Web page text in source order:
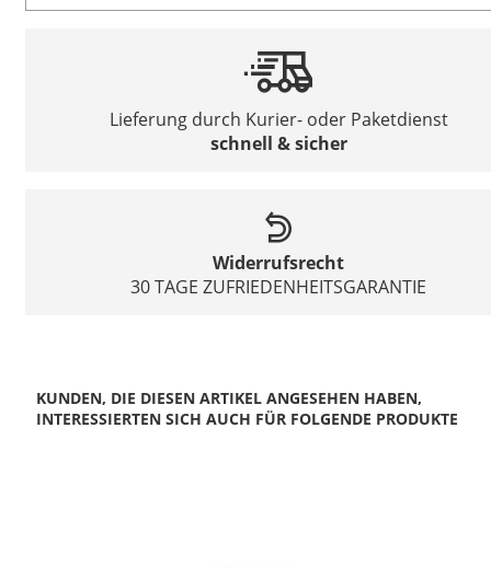
Lieferung durch Kurier- oder Paketdienst
schnell & sicher
Widerrufsrecht
30 TAGE ZUFRIEDENHEITSGARANTIE
KUNDEN, DIE DIESEN ARTIKEL ANGESEHEN HABEN,
INTERESSIERTEN SICH AUCH FÜR FOLGENDE PRODUKTE